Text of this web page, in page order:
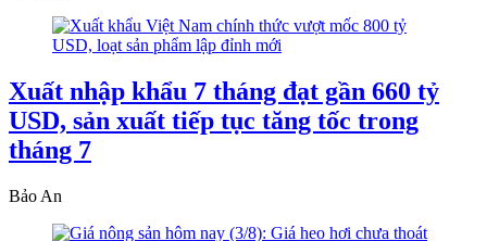
Xuất nhập khẩu 7 tháng đạt gần 660 tỷ
USD, sản xuất tiếp tục tăng tốc trong
tháng 7
Bảo An